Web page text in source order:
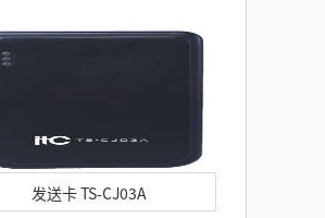
发送卡 TS-CJ03A